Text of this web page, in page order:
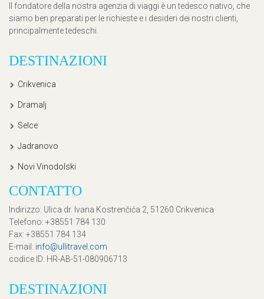
Il fondatore della nostra agenzia di viaggi è un tedesco nativo, che
siamo ben preparati per le richieste e i desideri dei nostri clienti,
principalmente tedeschi.
DESTINAZIONI
Crikvenica
Dramalj
Selce
Jadranovo
Novi Vinodolski
CONTATTO
Indirizzo: Ulica dr. Ivana Kostrenčića 2, 51260 Crikvenica
Telefono: +38551 784 130
Fax: +38551 784 134
E-mail : info@ullitravel.com
codice ID: HR-AB-51-080906713
DESTINAZIONI